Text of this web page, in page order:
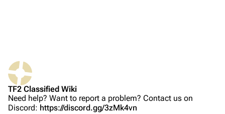
Forums
Discord
Lien permanent
TF2 Classified Wiki
Need help? Want to report a problem? Contact us on
Discord: https://discord.gg/3zMk4vn